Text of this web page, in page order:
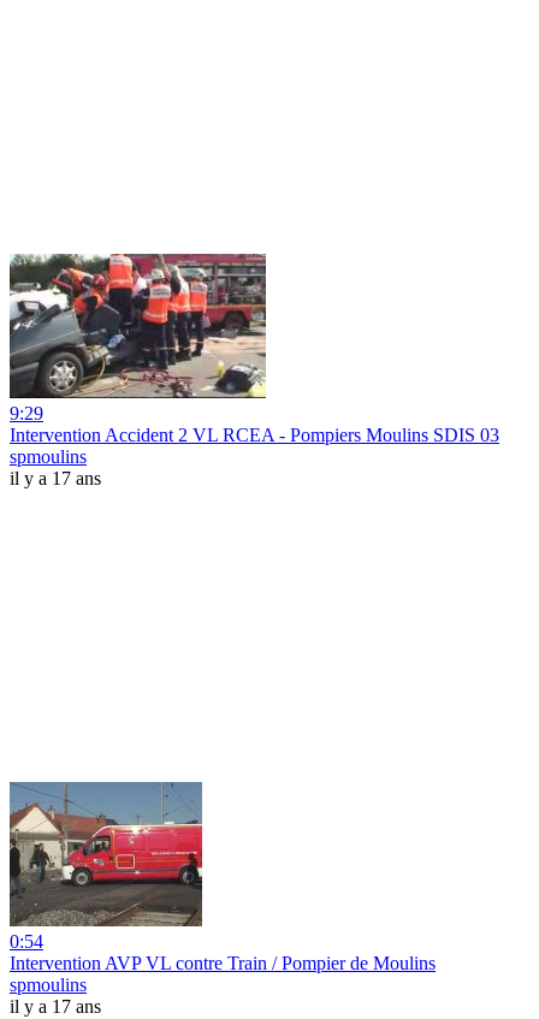
9:29
Intervention Accident 2 VL RCEA - Pompiers Moulins SDIS 03
spmoulins
il y a 17 ans
0:54
Intervention AVP VL contre Train / Pompier de Moulins
spmoulins
il y a 17 ans